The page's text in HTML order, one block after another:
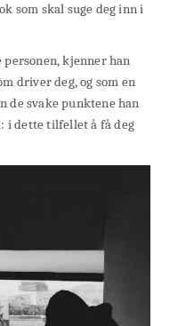
som skal suge deg inn i
kjenner han
driver deg, og som en
de svake punktene han
i dette tilfellet å få deg